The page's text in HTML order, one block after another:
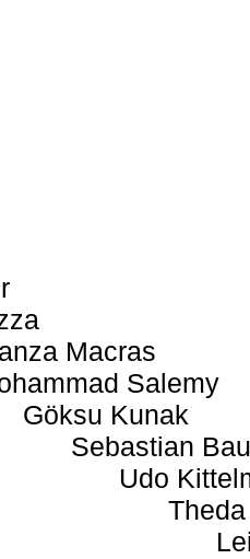
Macras
Salemy
Göksu Kunak
Sebastian
Udo